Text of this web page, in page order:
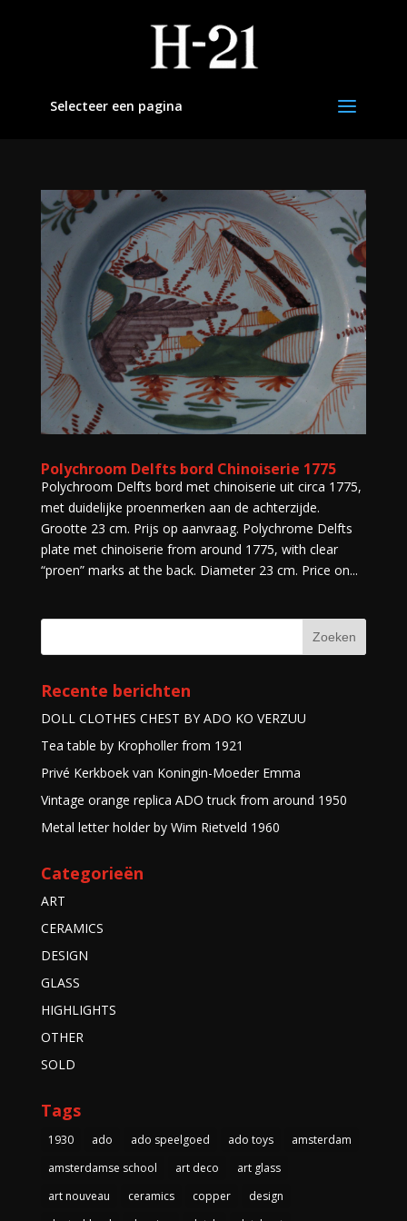
Selecteer een pagina
Polychroom Delfts bord Chinoiserie 1775
Polychroom Delfts bord met chinoiserie uit circa 1775,
met duidelijke proenmerken aan de achterzijde.
Grootte 23 cm. Prijs op aanvraag. Polychrome Delfts
plate met chinoiserie from around 1775, with clear
“proen” marks at the back. Diameter 23 cm. Price on...
Recente berichten
DOLL CLOTHES CHEST BY ADO KO VERZUU
Tea table by Kropholler from 1921
Privé Kerkboek van Koningin-Moeder Emma
Vintage orange replica ADO truck from around 1950
Metal letter holder by Wim Rietveld 1960
Categorieën
ART
CERAMICS
DESIGN
GLASS
HIGHLIGHTS
OTHER
SOLD
Tags
1930 ado ado speelgoed ado toys
amsterdam
amsterdamse school
art deco
art glass
art nouveau
ceramics copper
design